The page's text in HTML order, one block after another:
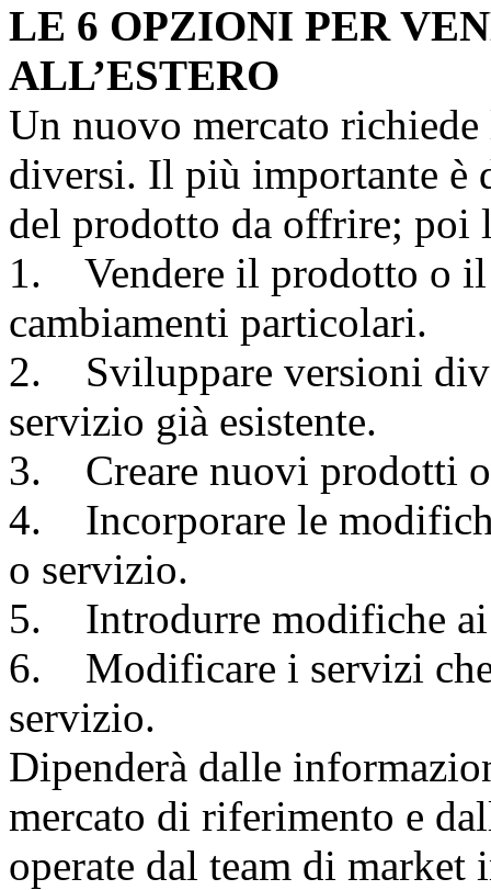
LE 6 OPZIONI PER
ALL’ESTERO
Un nuovo mercato richiede
diversi. Il più importante è
del prodotto da offrire; poi
1. Vendere il prodotto o il
cambiamenti particolari.
2. Sviluppare versioni
servizio già esistente.
3. Creare nuovi prodotti
4. Incorporare le
o servizio.
5. Introdurre modifiche ai
6. Modificare i servizi
servizio.
Dipenderà dalle
mercato di riferimento e
operate dal team di market